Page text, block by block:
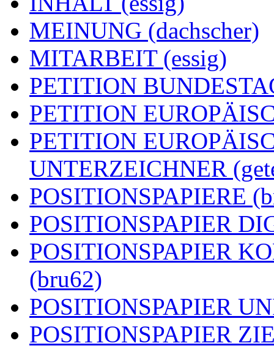
MEINUNG (dachscher)
MITARBEIT (essig)
PETITION
PETITION
PETITION
UNTERZEICHNER
POSITIONSPAPIERE
POSITIONSPAPIER
POSITIONSPAPIER
(bru62)
POSITIONSPAPIER
POSITIONSPAPIER